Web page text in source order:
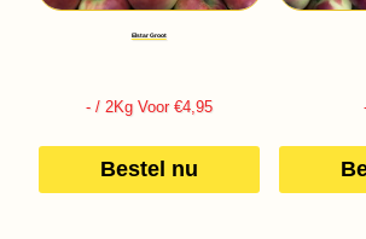
Elstar Groot
- / 2Kg Voor €4,95
Bestel nu